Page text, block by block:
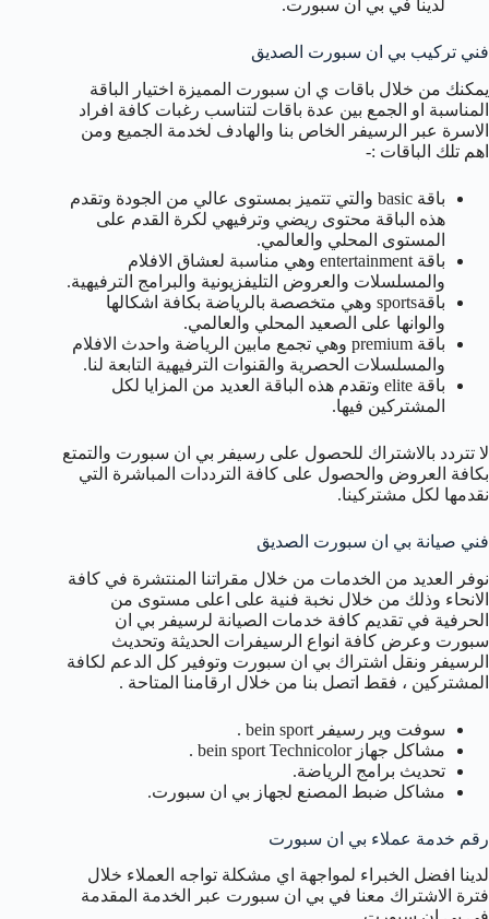
لدينا في بي ان سبورت.
فني تركيب بي ان سبورت الصديق
يمكنك من خلال باقات ي ان سبورت المميزة اختيار الباقة
المناسبة او الجمع بين عدة باقات لتناسب رغبات كافة افراد
الاسرة عبر الرسيفر الخاص بنا والهادف لخدمة الجميع ومن
اهم تلك الباقات :-
باقة basic والتي تتميز بمستوى عالي من الجودة وتقدم
هذه الباقة محتوى ريضي وترفيهي لكرة القدم على
المستوى المحلي والعالمي.
باقة entertainment وهي مناسبة لعشاق الافلام
والمسلسلات والعروض التليفزيونية والبرامج الترفيهية.
باقةsports وهي متخصصة بالرياضة بكافة اشكالها
والوانها على الصعيد المحلي والعالمي.
باقة premium وهي تجمع مابين الرياضة واحدث الافلام
والمسلسلات الحصرية والقنوات الترفيهية التابعة لنا.
باقة elite وتقدم هذه الباقة العديد من المزايا لكل
المشتركين فيها.
لا تتردد بالاشتراك للحصول على رسيفر بي ان سبورت والتمتع
بكافة العروض والحصول على كافة الترددات المباشرة التي
نقدمها لكل مشتركينا.
فني صيانة بي ان سبورت الصديق
نوفر العديد من الخدمات من خلال مقراتنا المنتشرة في كافة
الانحاء وذلك من خلال نخبة فنية على اعلى مستوى من
الحرفية في تقديم كافة خدمات الصيانة لرسيفر بي ان
سبورت وعرض كافة انواع الرسيفرات الحديثة وتحديث
الرسيفر ونقل اشتراك بي ان سبورت وتوفير كل الدعم لكافة
المشتركين ، فقط اتصل بنا من خلال ارقامنا المتاحة .
سوفت وير رسيفر bein sport .
مشاكل جهاز bein sport Technicolor .
تحديث برامج الرياضة.
مشاكل ضبط المصنع لجهاز بي ان سبورت.
رقم خدمة عملاء بي ان سبورت
لدينا افضل الخبراء لمواجهة اي مشكلة تواجه العملاء خلال
فترة الاشتراك معنا في بي ان سبورت عبر الخدمة المقدمة